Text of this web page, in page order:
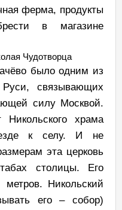
ферма, продукты
в магазине
Чудотворца
было одним из
связывающих
силу Москвой.
Никольского храма
к селу. И не
эта церковь
столицы. Его
Никольский
его – собор)